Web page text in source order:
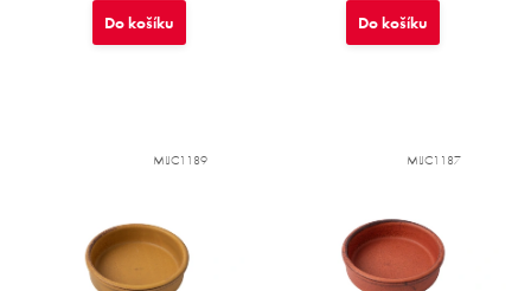
Do košíku Do košíku
MIJC1189 MIJC1187